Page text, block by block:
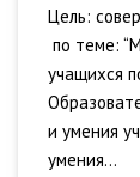
Цель:
по теме:
учащихся
и умения
умения...